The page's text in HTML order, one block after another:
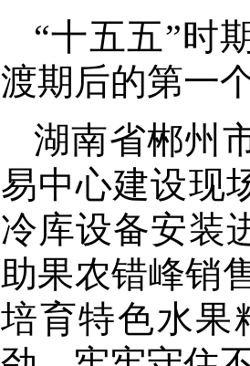
“十五五”时
渡期后的第一
湖南省郴州
易中心建设现
冷库设备安装
助果农错峰销
培育特色水果